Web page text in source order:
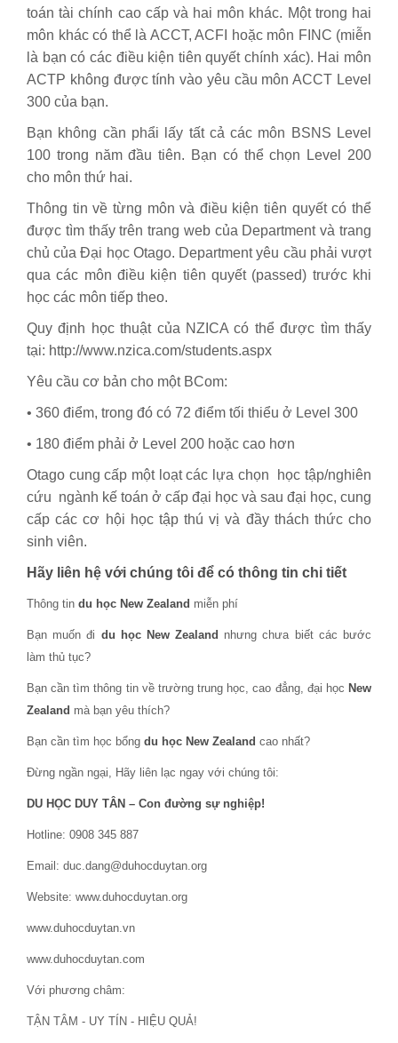
toán tài chính cao cấp và hai môn khác. Một trong hai
môn khác có thể là ACCT, ACFI hoặc môn FINC (miễn
là bạn có các điều kiện tiên quyết chính xác). Hai môn
ACTP không được tính vào yêu cầu môn ACCT Level
300 của bạn.
Bạn không cần phẩi lấy tất cả các môn BSNS Level
100 trong năm đầu tiên. Bạn có thể chọn Level 200
cho môn thứ hai.
Thông tin về từng môn và điều kiện tiên quyết có thể
được tìm thấy trên trang web của Department và trang
chủ của Đại học Otago. Department yêu cầu phải vượt
qua các môn điều kiện tiên quyết (passed) trước khi
học các môn tiếp theo.
Quy định học thuật của NZICA có thể được tìm thấy
tại: http://www.nzica.com/students.aspx
Yêu cầu cơ bản cho một BCom:
• 360 điểm, trong đó có 72 điểm tối thiểu ở Level 300
• 180 điểm phải ở Level 200 hoặc cao hơn
Otago cung cấp một loạt các lựa chọn học tập/nghiên
cứu ngành kế toán ở cấp đại học và sau đại học, cung
cấp các cơ hội học tập thú vị và đầy thách thức cho
sinh viên.
Hãy liên hệ với chúng tôi để có thông tin chi tiết
Thông tin du học New Zealand miễn phí
Bạn muốn đi du học New Zealand nhưng chưa biết các bước
làm thủ tục?
Bạn cần tìm thông tin về trường trung học, cao đẳng, đại học New
Zealand mà bạn yêu thích?
Bạn cần tìm học bổng du học New Zealand cao nhất?
Đừng ngần ngại, Hãy liên lạc ngay với chúng tôi:
DU HỌC DUY TÂN – Con đường sự nghiệp!
Hotline: 0908 345 887
Email: duc.dang@duhocduytan.org
Website: www.duhocduytan.org
www.duhocduytan.vn
www.duhocduytan.com
Với phương châm:
TẬN TÂM - UY TÍN - HIỆU QUẢ!